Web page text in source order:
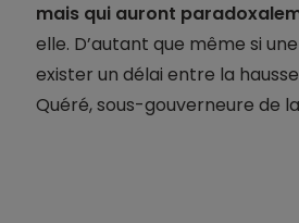
mais qui auront
elle. D’autant que même si
exister un délai entre la
Quéré, sous-gouverneure de